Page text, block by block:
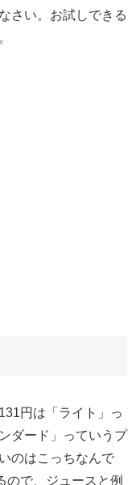
さい。お試しできる
円は「ライト」っ
ダード」っていうプ
のはこっちなんで
ので、ジュースと例